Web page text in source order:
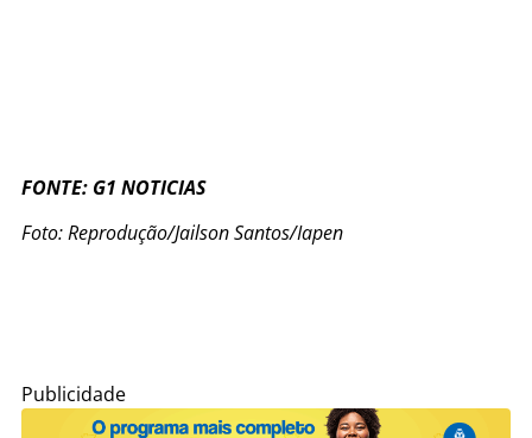
FONTE: G1 NOTICIAS
Foto: Reprodução/Jailson Santos/Iapen
Publicidade